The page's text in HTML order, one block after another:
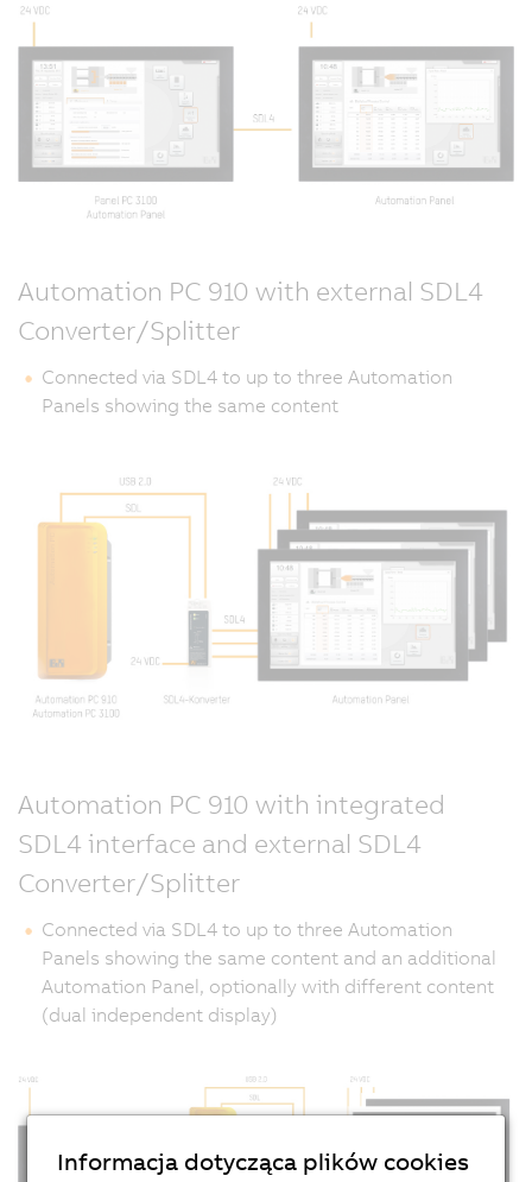
Automation PC 910 with external SDL4
Converter/Splitter
Connected via SDL4 to up to three Automation
Panels showing the same content
Automation PC 910 with integrated
SDL4 interface and external SDL4
Converter/Splitter
Connected via SDL4 to up to three Automation
Panels showing the same content and an additional
Automation Panel, optionally with different content
(dual independent display)
Informacja dotycząca plików cookies